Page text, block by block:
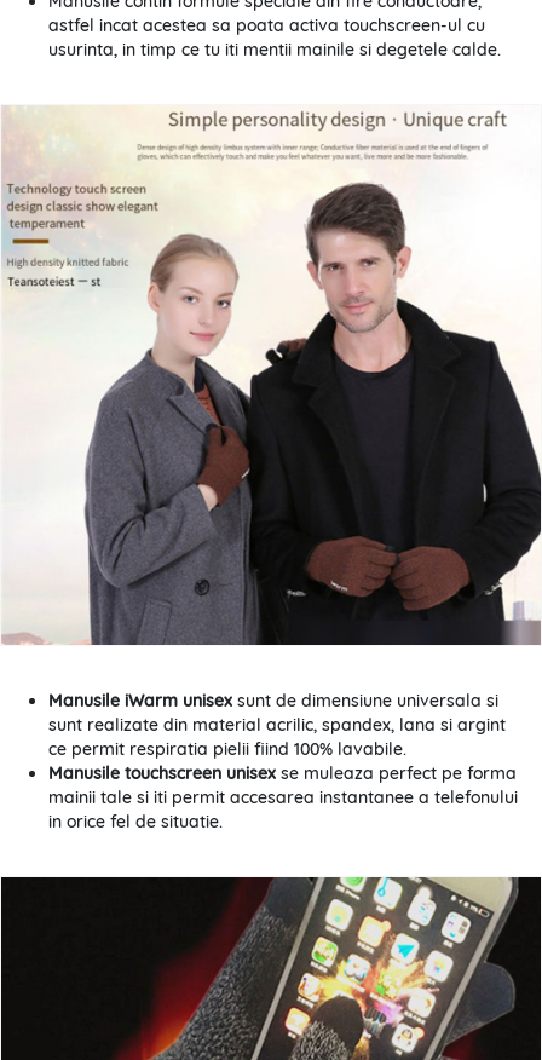
astfel incat acestea sa poata activa touchscreen-ul cu
usurinta, in timp ce tu iti mentii mainile si degetele calde.
Manusile iWarm unisex sunt de dimensiune universala si
sunt realizate din material acrilic, spandex, lana si argint
ce permit respiratia pielii fiind 100% lavabile.
Manusile touchscreen unisex se muleaza perfect pe forma
mainii tale si iti permit accesarea instantanee a telefonului
in orice fel de situatie.